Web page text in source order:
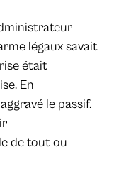
légaux savait
était
En
le passif.
de tout ou